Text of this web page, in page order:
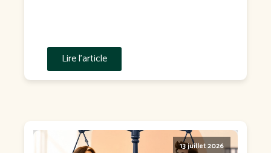
Lire l'article
13 juillet 2026